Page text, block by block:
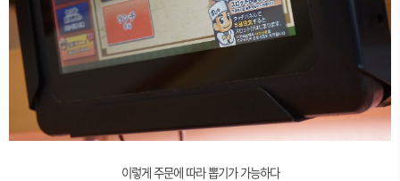
이렇게 주문에 따라 뽑기가 가능하다